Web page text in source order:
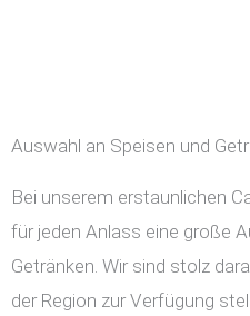
Auswahl an Speisen und
Bei unserem erstaunlichen
für jeden Anlass eine große
Getränken. Wir sind stolz
der Region zur Verfügung